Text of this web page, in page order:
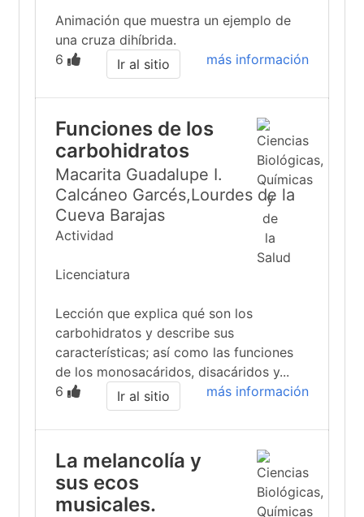
Animación que muestra un ejemplo de
una cruza dihíbrida.
6
más información
Ir al sitio
Funciones de los
carbohidratos
Macarita Guadalupe I.
Calcáneo Garcés,Lourdes de la
Cueva Barajas
Actividad
Licenciatura
Lección que explica qué son los
carbohidratos y describe sus
características; así como las funciones
de los monosacáridos, disacáridos y...
6
más información
Ir al sitio
La melancolía y
sus ecos
musicales.